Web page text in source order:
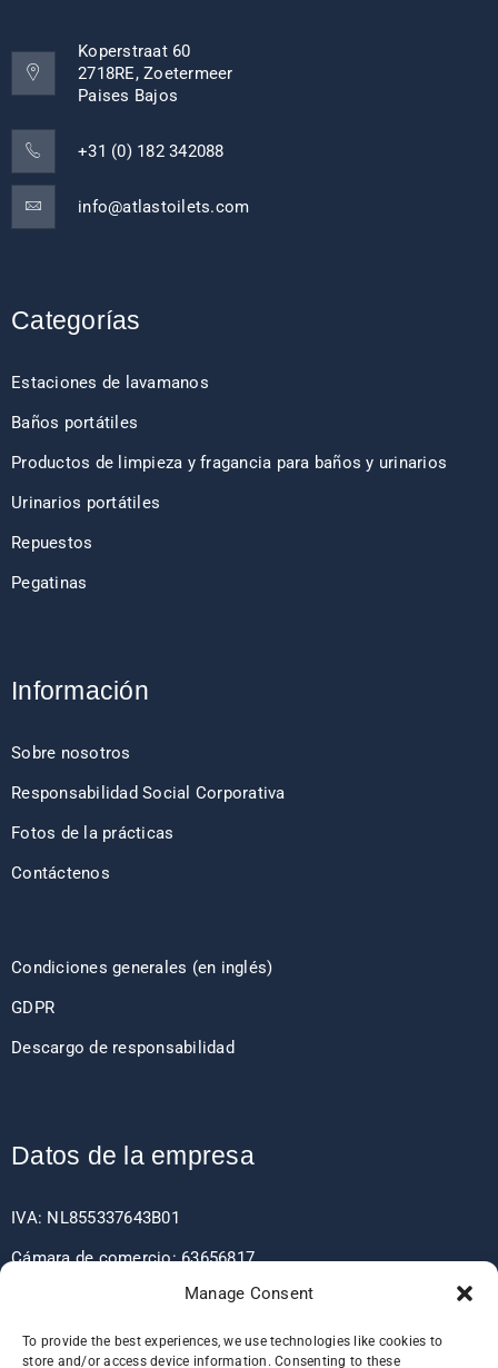
Manage Consent
To provide the best experiences, we use technologies like cookies to
store and/or access device information. Consenting to these
Koperstraat 60
2718RE, Zoetermeer
Paises Bajos
+31 (0) 182 342088
info@atlastoilets.com
Categorías
Estaciones de lavamanos
Baños portátiles
Productos de limpieza y fragancia para baños y urinarios
Urinarios portátiles
Repuestos
Pegatinas
Información
Sobre nosotros
Responsabilidad Social Corporativa
Fotos de la prácticas
Contáctenos
Condiciones generales (en inglés)
GDPR
Descargo de responsabilidad
Datos de la empresa
IVA: NL855337643B01
Cámara de comercio: 63656817